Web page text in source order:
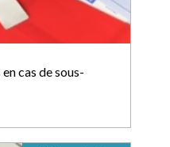
cas de sous-